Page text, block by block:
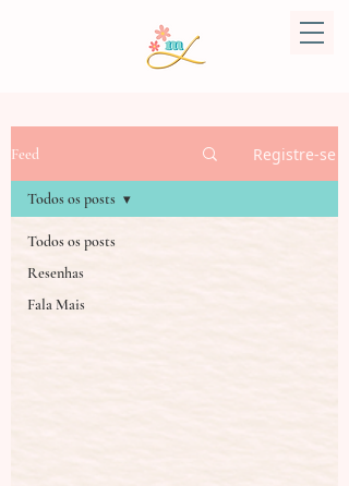
Feed Registre-se
Todos os posts
Resenhas
Fala Mais
Todos os posts